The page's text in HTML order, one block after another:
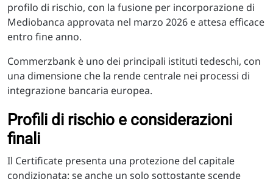
profilo di rischio, con la fusione per incorporazione di
Mediobanca approvata nel marzo 2026 e attesa efficace
entro fine anno.
Commerzbank è uno dei principali istituti tedeschi, con
una dimensione che la rende centrale nei processi di
integrazione bancaria europea.
Profili di rischio e considerazioni
finali
Il Certificate presenta una protezione del capitale
condizionata: se anche un solo sottostante scende